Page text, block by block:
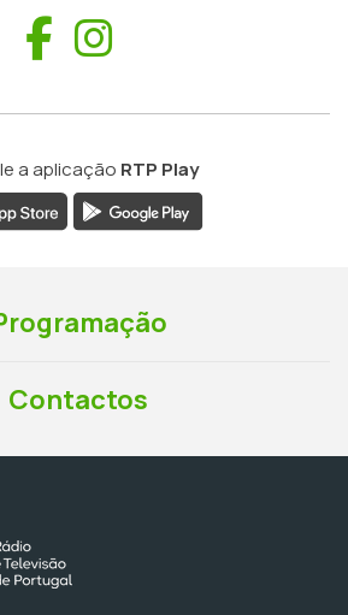
Facebook
a aplicação RTP Play
Contactos